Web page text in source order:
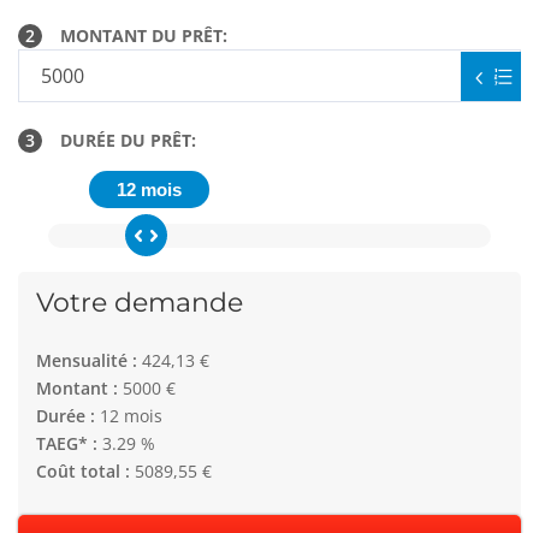
2 MONTANT DU PRÊT:
3 DURÉE DU PRÊT:
12 mois
Votre demande
Mensualité : 424,13 €
Montant : 5000 €
Durée : 12 mois
TAEG* : 3.29 %
Coût total : 5089,55 €